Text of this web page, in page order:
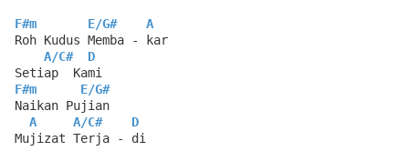
F#m E/G#
A
Roh Kudus Memba - kar
A/C#
D
Setiap  Kami
F#m
E/G#
Naikan Pujian
A
A/C#
D
Mujizat Terja - di